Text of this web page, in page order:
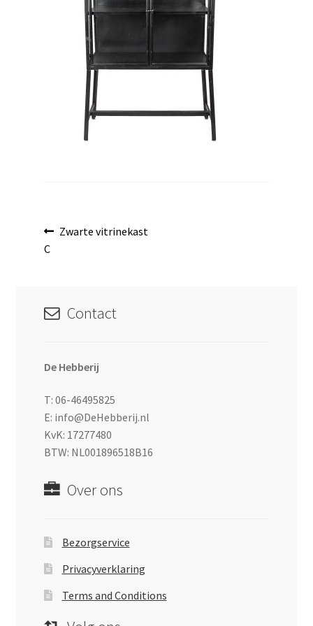
Bericht
navigatie
Vorig
Zwarte vitrinekast
C
Contact
De Hebberij
T: 06-46495825
E: info@DeHebberij.nl
KvK: 17277480
BTW: NL001896518B16
Over ons
Bezorgservice
Privacyverklaring
Terms and Conditions